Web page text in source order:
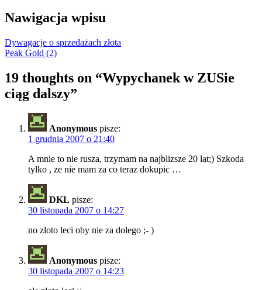
Nawigacja wpisu
Dywagacje o sprzedażach złota
Peak Gold (2)
19 thoughts on “Wypychanek w ZUSie
ciąg dalszy”
Anonymous pisze:
1 grudnia 2007 o 21:40
A mnie to nie rusza, trzymam na najblizsze 20 lat;) Szkoda
tylko , ze nie mam za co teraz dokupic …
DKL pisze:
30 listopada 2007 o 14:27
no zloto leci oby nie za dolego ;- )
Anonymous pisze:
30 listopada 2007 o 14:23